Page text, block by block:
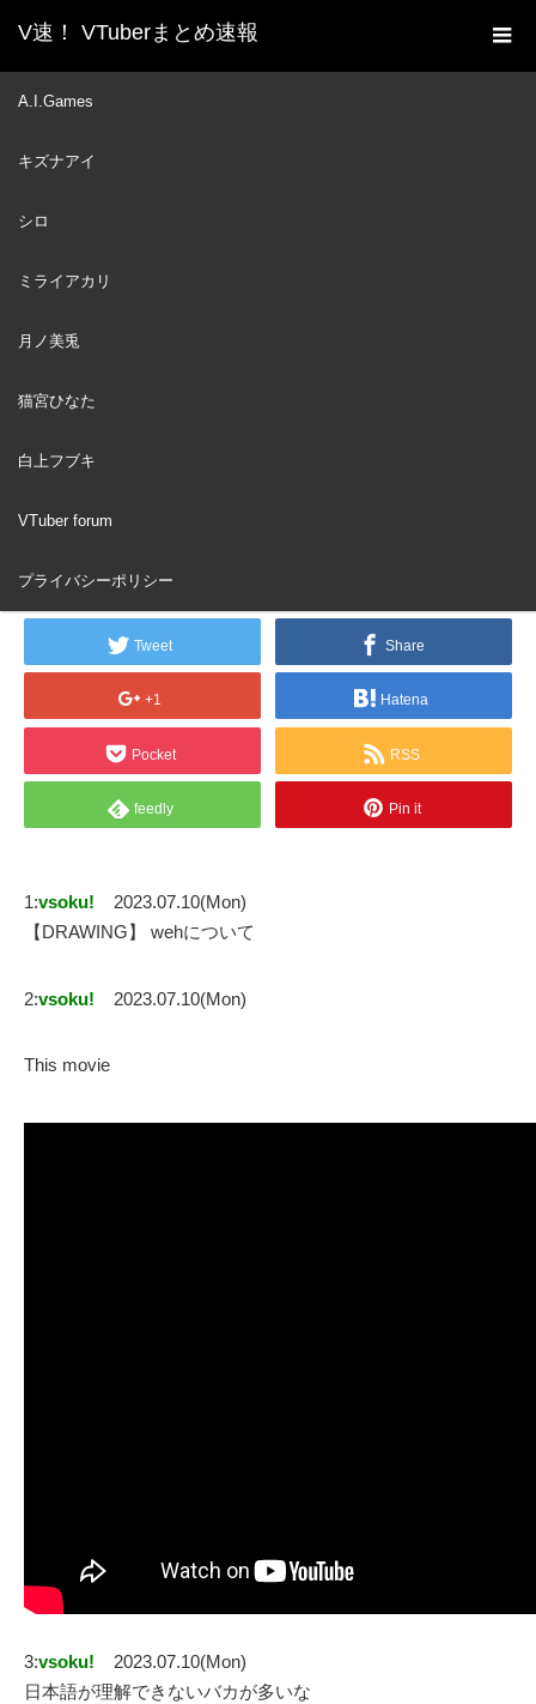
V速！ VTuberまとめ速報
A.I.Games
キズナアイ
シロ
ミライアカリ
月ノ美兎
猫宮ひなた
白上フブキ
VTuber forum
プライバシーポリシー
ホーム
新着動画一覧
JUL
【DRAWING】 weh
Tweet Share
+1 Hatena
Pocket RSS
feedly Pin it
1:vsoku!
2023.07.10(Mon)
【DRAWING】 wehについて
2:vsoku! 2023.07.10(Mon)
This movie
3:vsoku!
2023.07.10(Mon)
日本語が理解できないバカが多いな